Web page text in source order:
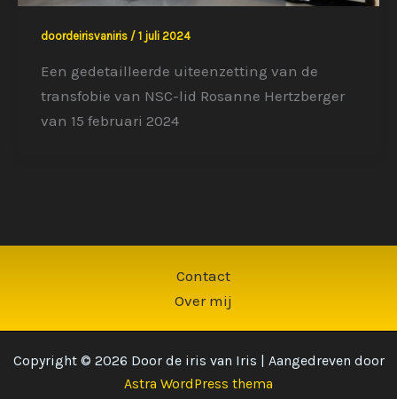
doordeirisvaniris / 1 juli 2024
Een gedetailleerde uiteenzetting van de
transfobie van NSC-lid Rosanne Hertzberger
van 15 februari 2024
Contact
Over mij
Copyright © 2026 Door de iris van Iris | Aangedreven door
Astra WordPress thema